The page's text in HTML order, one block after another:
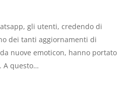
gli utenti, credendo di
dei tanti aggiornamenti di
nuove emoticon, hanno portato
A questo…